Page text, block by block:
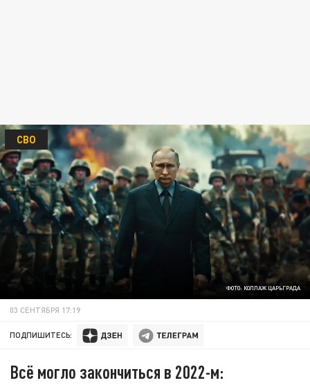
ФОТО: КОЛЛАЖ ЦАРЬГРАДА
СВО
03 СЕНТЯБРЯ 17:19
ПОДПИШИТЕСЬ:
Всё могло закончиться в 2022-м: